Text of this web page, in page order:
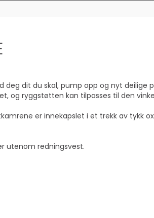
dit du skal, pump opp og nyt deilige
og ryggstøtten kan tilpasses til den
er innekapslet i et trekk av tykk
utenom redningsvest.